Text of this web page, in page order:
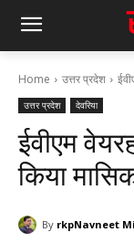
Home उत्तर प्रदेश
उत्तर प्रदेश देवरिया
ईवीएम
किया
By rkpNavneet